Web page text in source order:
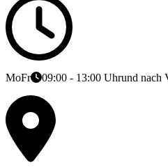
MoFr 09:00 - 13:00 Uhrund nach